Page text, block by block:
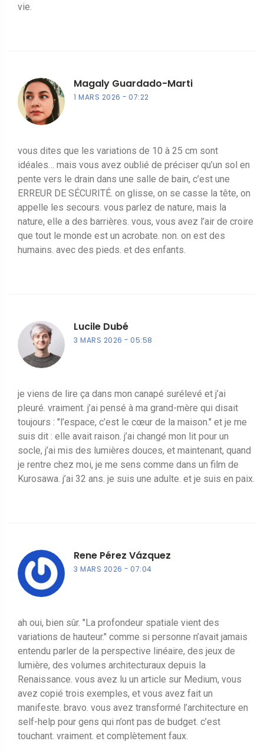
vie.
Magaly Guardado-Marti
1 MARS 2026 07:22
vous dites que les variations de 10 à 25 cm sont
idéales… mais vous avez oublié de préciser qu’un sol en
pente vers le drain dans une salle de bain, c’est une
ERREUR DE SÉCURITÉ. on glisse, on se casse la tête, on
appelle les secours. vous parlez de nature, mais la
nature, elle a des barrières. vous, vous avez l’air de croire
que tout le monde est un acrobate. non. on est des
humains. avec des pieds. et des enfants.
Lucile Dubé
3 MARS 2026 05:58
je viens de lire ça dans mon canapé surélevé et j’ai
pleuré. vraiment. j’ai pensé à ma grand-mère qui disait
toujours : "l’espace, c’est le cœur de la maison." et je me
suis dit : elle avait raison. j’ai changé mon lit pour un
socle, j’ai mis des lumières douces, et maintenant, quand
je rentre chez moi, je me sens comme dans un film de
Kurosawa. j’ai 32 ans. je suis une adulte. et je suis en paix.
Rene Pérez Vázquez
3 MARS 2026 07:04
ah oui, bien sûr. "La profondeur spatiale vient des
variations de hauteur." comme si personne n’avait jamais
entendu parler de la perspective linéaire, des jeux de
lumière, des volumes architecturaux depuis la
Renaissance. vous avez lu un article sur Medium, vous
avez copié trois exemples, et vous avez fait un
manifeste. bravo. vous avez transformé l’architecture en
self-help pour gens qui n’ont pas de budget. c’est
touchant. vraiment. et complètement faux.